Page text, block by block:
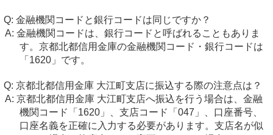
金融機関コードと銀行コードは同じですか？
金融機関コードは、銀行コードと呼ばれることもありま
す。京都北都信用金庫の金融機関コード・銀行コードは
「1620」です。
京都北都信用金庫 大江町支店に振込する際の注意点は？
京都北都信用金庫 大江町支店へ振込を行う場合は、金融
機関コード「1620」、支店コード「047」、口座番号、
口座名義を正確に入力する必要があります。支店名が似